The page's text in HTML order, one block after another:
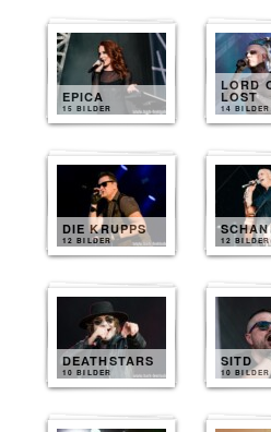
EPICA
15 BILDER
LORD
LOST
14 BILDER
DIE KRUPPS
12 BILDER 12 BILDER
DEATHSTARS
10 BILDER
SITD
10 BILDER